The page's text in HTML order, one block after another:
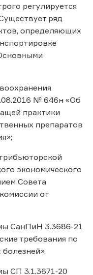
регулируется
ряд
определяющих
№ 646н «Об
практики
препаратов
экономического
Совета
от
СанПиН 3.3686-21
требования по
СП 3.1.3671-20